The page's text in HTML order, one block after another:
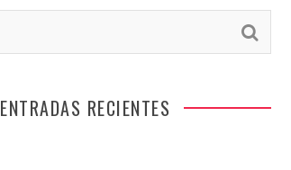
ENTRADAS RECIENTES